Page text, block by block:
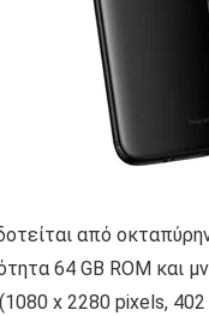
από
64 GB ROM και
x 2280 pixels, 402